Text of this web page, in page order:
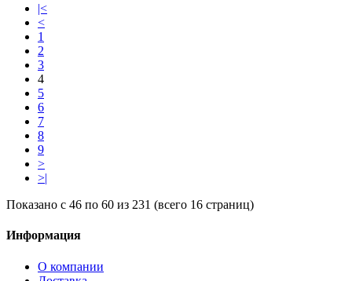
|<
<
1
2
3
4
5
6
7
8
9
>
>|
Показано с 46 по 60 из 231 (всего 16 страниц)
Информация
О компании